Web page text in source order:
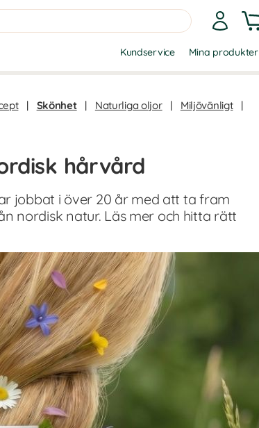
Kundservice Mina produkter
| Skönhet | Naturliga oljor | Miljövänligt
|
hårvård
jobbat i över 20 år med att ta fram
nordisk natur. Läs mer och hitta rätt